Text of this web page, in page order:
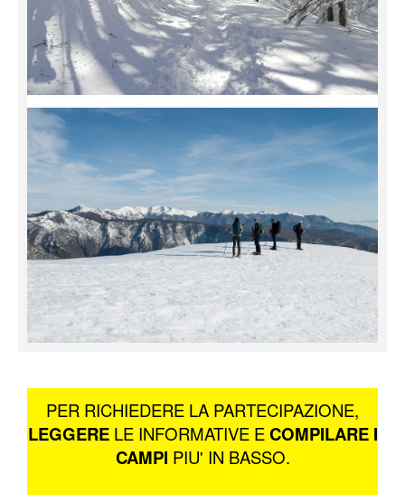
PER RICHIEDERE LA PARTECIPAZIONE,
LEGGERELE INFORMATIVE ECOMPILARE I
CAMPI PIU' IN BASSO.